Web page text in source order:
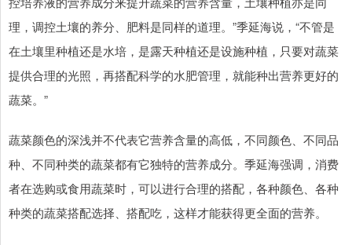
理，调控土壤的养分、肥料是同样的道理。”季延海说，“不管是
在土壤里种植还是水培，是露天种植还是设施种植，只要对蔬菜
提供合理的光照，再搭配科学的水肥管理，就能种出营养更好的
蔬菜。”
蔬菜颜色的深浅并不代表它营养含量的高低，不同颜色、不同品
种、不同种类的蔬菜都有它独特的营养成分。季延海强调，消费
者在选购或食用蔬菜时，可以进行合理的搭配，各种颜色、各种
种类的蔬菜搭配选择、搭配吃，这样才能获得更全面的营养。